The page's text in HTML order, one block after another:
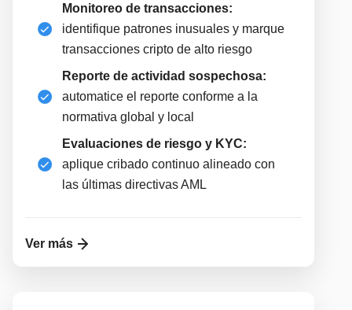
Monitoreo de transacciones:
identifique patrones inusuales y marque
transacciones cripto de alto riesgo
Reporte de actividad sospechosa:
automatice el reporte conforme a la
normativa global y local
Evaluaciones de riesgo y KYC:
aplique cribado continuo alineado con
las últimas directivas AML
Ver más